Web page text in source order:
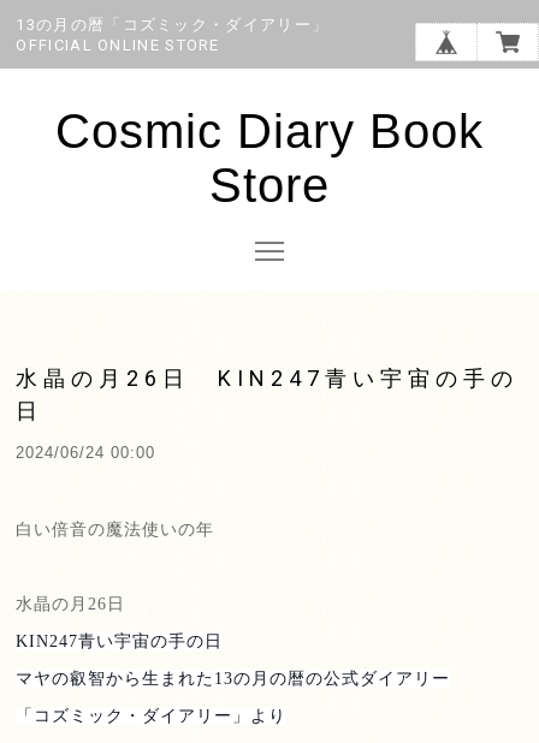
13の月の暦「コズミック・ダイアリー」
OFFICIAL ONLINE STORE
Cosmic Diary Book
Store
水晶の月26日 KIN247青い宇宙の手の
日
2024/06/24 00:00
白い倍音の魔法使いの年
水晶の月26 日
KIN247青い宇宙の手の日
マヤの叡智から生まれた 13の月の暦の公式ダイアリー
「コズミック・ダイアリー」より